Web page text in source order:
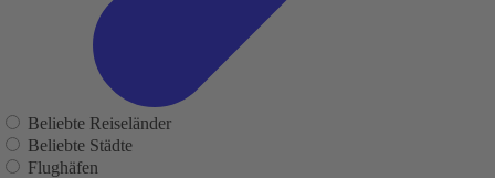
Beliebte Reiseländer
Beliebte Städte
Flughäfen